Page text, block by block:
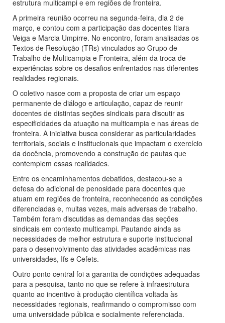
estrutura multicampi e em regiões de fronteira.
A primeira reunião ocorreu na segunda-feira, dia 2 de
março, e contou com a participação das docentes Itiara
Veiga e Marcia Umpirre. No encontro, foram analisadas os
Textos de Resolução (TRs) vinculados ao Grupo de
Trabalho de Multicampia e Fronteira, além da troca de
experiências sobre os desafios enfrentados nas diferentes
realidades regionais.
O coletivo nasce com a proposta de criar um espaço
permanente de diálogo e articulação, capaz de reunir
docentes de distintas seções sindicais para discutir as
especificidades da atuação na multicampia e nas áreas de
fronteira. A iniciativa busca considerar as particularidades
territoriais, sociais e institucionais que impactam o exercício
da docência, promovendo a construção de pautas que
contemplem essas realidades.
Entre os encaminhamentos debatidos, destacou-se a
defesa do adicional de penosidade para docentes que
atuam em regiões de fronteira, reconhecendo as condições
diferenciadas e, muitas vezes, mais adversas de trabalho.
Também foram discutidas as demandas das seções
sindicais em contexto multicampi. Pautando ainda as
necessidades de melhor estrutura e suporte institucional
para o desenvolvimento das atividades acadêmicas nas
universidades, Ifs e Cefets.
Outro ponto central foi a garantia de condições adequadas
para a pesquisa, tanto no que se refere à infraestrutura
quanto ao incentivo à produção científica voltada às
necessidades regionais, reafirmando o compromisso com
uma universidade pública e socialmente referenciada.